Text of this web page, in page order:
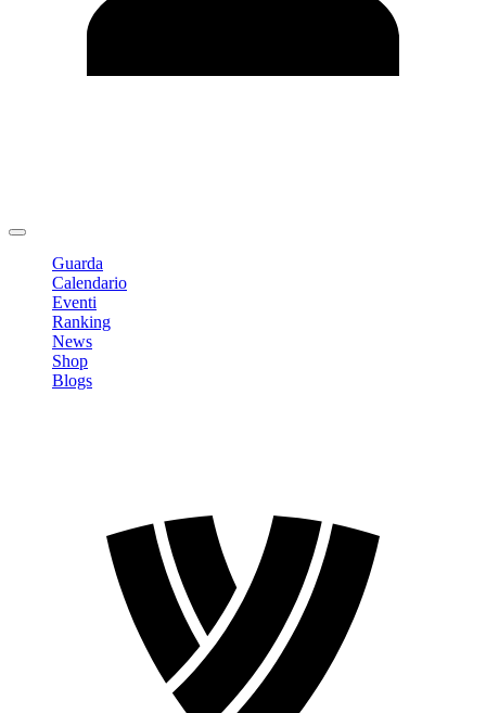
Guarda
Calendario
Eventi
Ranking
News
Shop
Blogs